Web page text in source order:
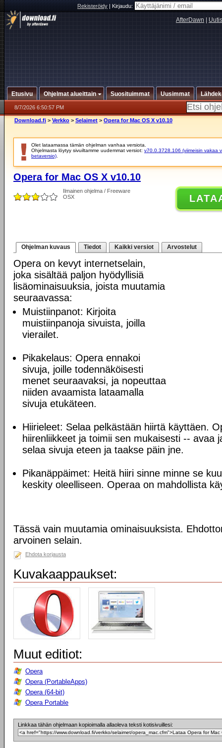
Rekisteröidy|Kirjaudu:
AfterDawn
Etusivu Ohjelmat alueittain Suosituimmat Uusimmat
8/7/2026 6:50:57 PM
Download.fi > Verkko > Selaimet > Opera for Mac OS X v10.10
Olet lataamassa tämän ohjelman vanhaa versiota.
Ohjelmasta löytyy sivuiltamme uudemmat versiot: v70.0.3728.106 (viimeisin vakaa
betaversio)
Opera for Mac OS X v10.10
Ilmainen ohjelma / Freeware
OSX
Ohjelman kuvaus Tiedot Kaikki versiot Arvostelut
Opera on kevyt internetselain,
joka sisältää paljon hyödyllisiä
lisäominaisuuksia, joista muutamia
seuraavassa:
Muistiinpanot: Kirjoita
muistiinpanoja sivuista, joilla
vierailet.
Pikakelaus: Opera ennakoi
sivuja, joille todennäköisesti
menet seuraavaksi, ja nopeuttaa
niiden avaamista lataamalla
sivuja etukäteen.
Hiirieleet: Selaa pelkästään hiirtä käyttäen.
hiirenliikkeet ja toimii sen mukaisesti -- avaa
selaa sivuja eteen ja taakse päin jne.
Pikanäppäimet: Heitä hiiri sinne minne se
keskity oleelliseen. Operaa on mahdollista
Tässä vain muutamia ominaisuuksista.
arvoinen selain.
Ehdota korjausta
Kuvakaappaukset:
Muut editiot:
Opera
Opera (PortableApps)
Opera (64-bit)
Opera Portable
Linkkaa tähän ohjelmaan kopioimalla allaoleva teksti kotisivuillesi: